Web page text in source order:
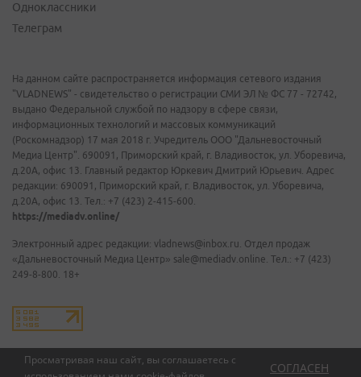
Просматривая наш сайт, вы соглашаетесь с
СОГЛАСЕН
Одноклассники
Телеграм
На данном сайте распространяется информация сетевого издания
"VLADNEWS" - свидетельство о регистрации СМИ ЭЛ № ФС 77 - 72742,
выдано Федеральной службой по надзору в сфере связи,
информационных технологий и массовых коммуникаций
(Роскомнадзор) 17 мая 2018 г. Учредитель ООО "Дальневосточный
Медиа Центр". 690091, Приморский край, г. Владивосток, ул. Уборевича,
д.20А, офис 13. Главный редактор Юркевич Дмитрий Юрьевич. Адрес
редакции: 690091, Приморский край, г. Владивосток, ул. Уборевича,
д.20А, офис 13. Тел.: +7 (423) 2-415-600.
https://mediadv.online/
Электронный адрес редакции: vladnews@inbox.ru. Отдел продаж
«Дальневосточный Медиа Центр» sale@mediadv.online. Тел.: +7 (423)
249-8-800. 18+